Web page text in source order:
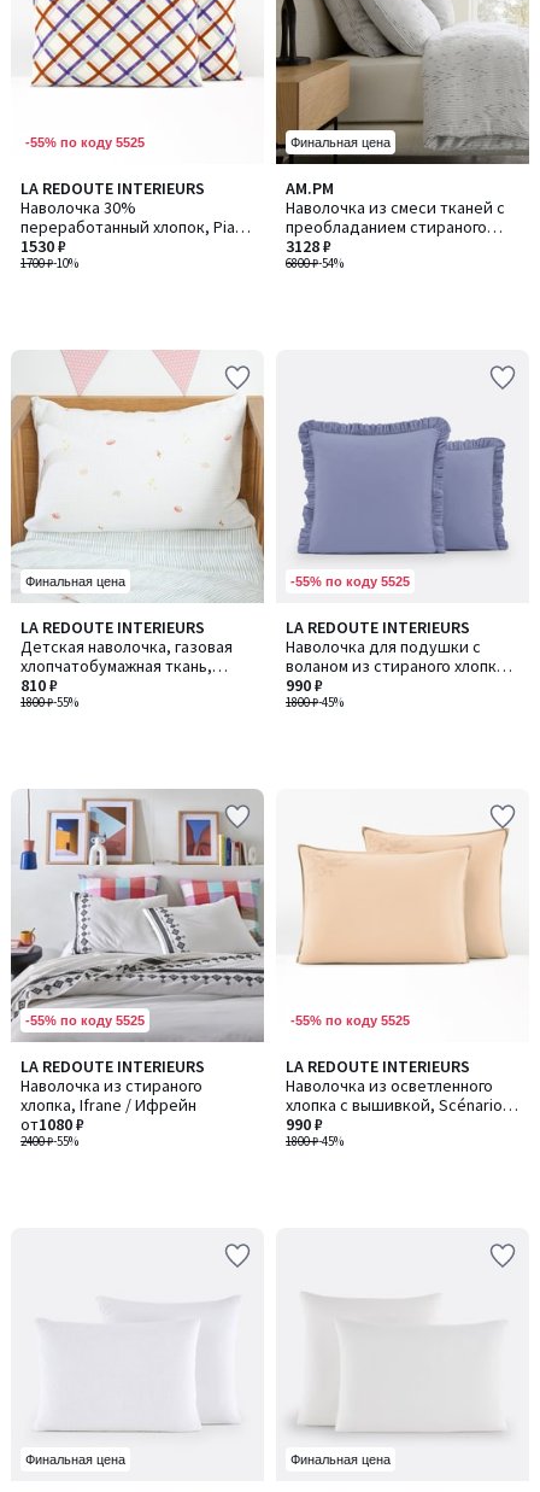
-55% по коду 5525
LA REDOUTE INTERIEURS
Наволочка 30%
переработанный хлопок, Piaro
/ Пиаро
1700 ₽-10%
1530 ₽
Финальная цена
AM.PM
Наволочка из смеси тканей с
преобладанием стираного
льна, JOSELIA / ДЖОЗЕЛИЯ
6800 ₽-54%
3128 ₽
Финальная цена
LA REDOUTE INTERIEURS
Детская наволочка, газовая
хлопчатобумажная ткань,
принт "планеты", DIEGO /
ДИЕГО
1800 ₽-55%
810 ₽
-55% по коду 5525
LA REDOUTE INTERIEURS
Наволочка для подушки с
воланом из стираного хлопка,
Scenario / Сценарио
1800 ₽-45%
990 ₽
-55% по коду 5525
LA REDOUTE INTERIEURS
Наволочка из стираного
хлопка, Ifrane / Ифрейн
2400 ₽-55%
от1080 ₽
-55% по коду 5525
LA REDOUTE INTERIEURS
Наволочка из осветленного
хлопка с вышивкой, Scénario /
Сценарио
1800 ₽-45%
990 ₽
Финальная цена Финальная цена